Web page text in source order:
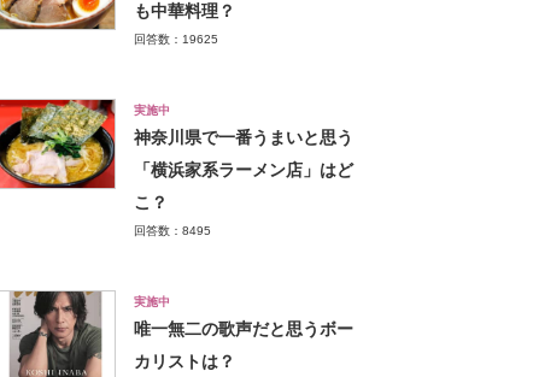
も中華料理？
回答数：19625
実施中
神奈川県で一番うまいと思う
「横浜家系ラーメン店」はど
こ？
回答数：8495
実施中
唯一無二の歌声だと思うボー
カリストは？